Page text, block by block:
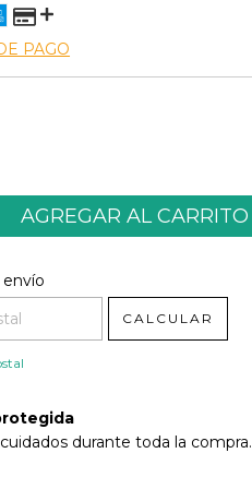
PAGO
CP:
CALCULAR
durante toda la compra.